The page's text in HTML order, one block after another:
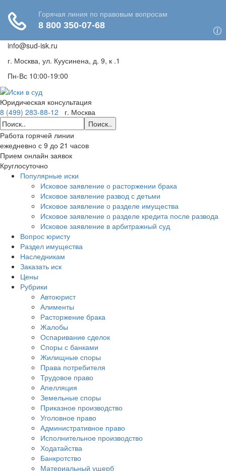
info@sud-isk.ru
г. Москва, ул. Куусинена, д. 9, к .1
Пн-Вс 10:00-19:00
Юридическая консультация
8 (499) 283-88-12
г. Москва
Поиск..
Работа горячей линии
ежедневно с 9 до 21 часов
Прием онлайн заявок
Круглосуточно
Популярные иски
Исковое заявление о расторжении брака
Исковое заявление развод с детьми
Исковое заявление о разделе имущества
Исковое заявление о разделе кредита после развода
Исковое заявление в арбитражный суд
Вопрос юристу
Раздел имущества
Наследникам
Заказать иск
Цены
Рубрики
Автоюрист
Алименты
Расторжение брака
Жалобы
Оспаривание сделок
Споры с банками
Жилищные споры
Права потребителя
Трудовое право
Апелляция
Земельные споры
Приказное производство
Уголовное право
Административное право
Исполнительное производство
Ходатайства
Банкротство
Материальный ущерб